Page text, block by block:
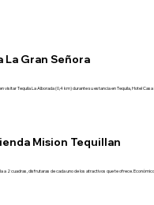
La Gran Señora
visitar Tequila La Alborada (0,4 km) durante su estancia en Tequila, Hotel
Mision Tequillan
a 2 cuadras, disfrutaras de cada uno de los atractivos que te ofrece.